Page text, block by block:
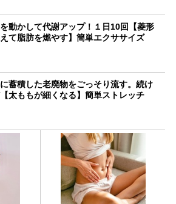
動かして代謝アップ！１日10回【菱形
て脂肪を燃やす】簡単エクササイズ
蓄積した老廃物をごっそり流す。続け
太ももが細くなる】簡単ストレッチ